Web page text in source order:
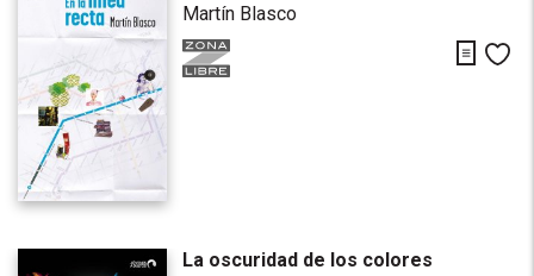
Martín Blasco
La oscuridad de los colores